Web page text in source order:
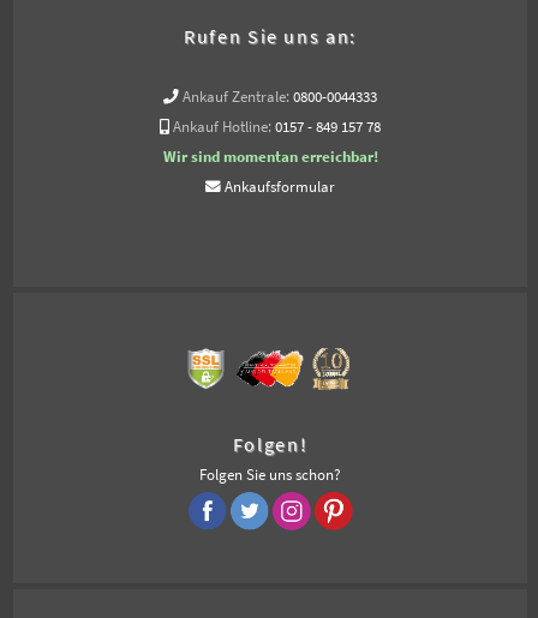
Rufen Sie uns an:
Ankauf Zentrale: 0800-0044333
Ankauf Hotline: 0157 - 849 157 78
Wir sind momentan erreichbar!
Ankaufsformular
Folgen!
Folgen Sie uns schon?